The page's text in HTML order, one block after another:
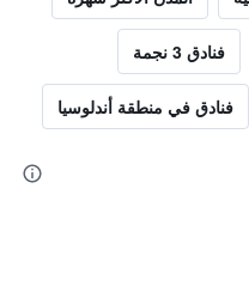
فنادق 3 نجمة
فنادق في منطقة أندلوسيا